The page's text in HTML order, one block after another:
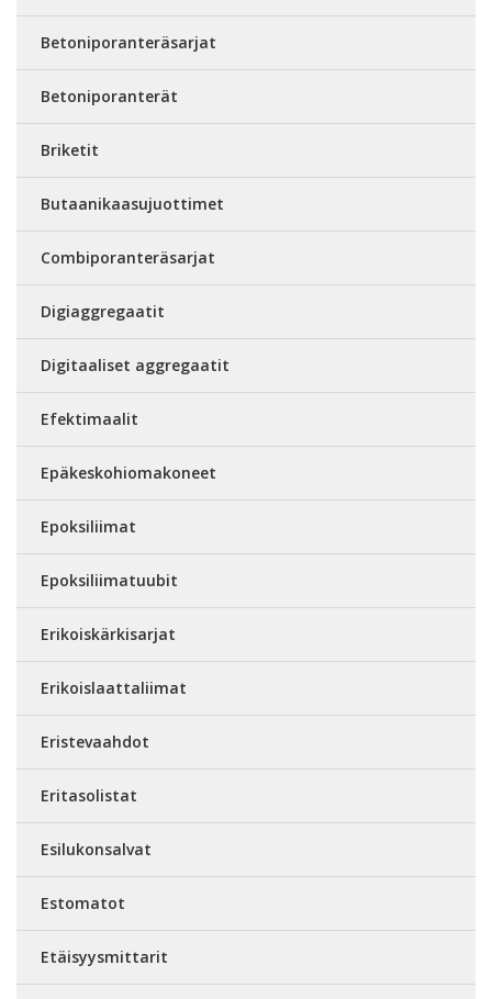
Betoniporanteräsarjat
Betoniporanterät
Briketit
Butaanikaasujuottimet
Combiporanteräsarjat
Digiaggregaatit
Digitaaliset aggregaatit
Efektimaalit
Epäkeskohiomakoneet
Epoksiliimat
Epoksiliimatuubit
Erikoiskärkisarjat
Erikoislaattaliimat
Eristevaahdot
Eritasolistat
Esilukonsalvat
Estomatot
Etäisyysmittarit